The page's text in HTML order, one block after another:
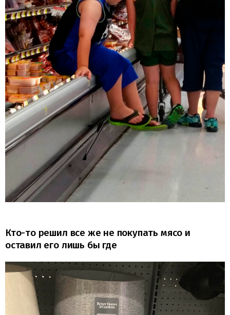
Кто-то решил все же не покупать мясо и
оставил его лишь бы где